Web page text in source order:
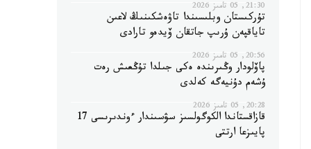
21:30, 05 تامىز 2026
تۇركىستان وبلىسىندا تاۋەشكىنىڭ لاعىن
تاياقپەن ۇرىپ جاتقان ۆيدەو تارادى
20:56, 05 تامىز 2026
پاۆلودار وڭىرىندە ەكى جىلدا تۇڭعىش رەت
ۇشەم دۇنيەگە كەلدى
20:28, 05 تامىز 2026
قازاقستاندا الكوگولسىز سۋسىندار ءوندىرىسى 17
پايىزعا ارتتى